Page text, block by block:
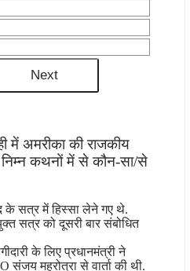
में अमरीका की राजकीय
निम्न कथनों में से कौन-सा/से
के सत्र में हिस्सा लेने गए थे.
सत्र को दूसरी बार संबोधित
के लिए प्रधानमंत्री ने
संजय महरोत्रा से वार्ता की थी.